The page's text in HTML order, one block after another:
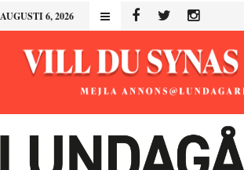
AUGUSTI 6, 2026